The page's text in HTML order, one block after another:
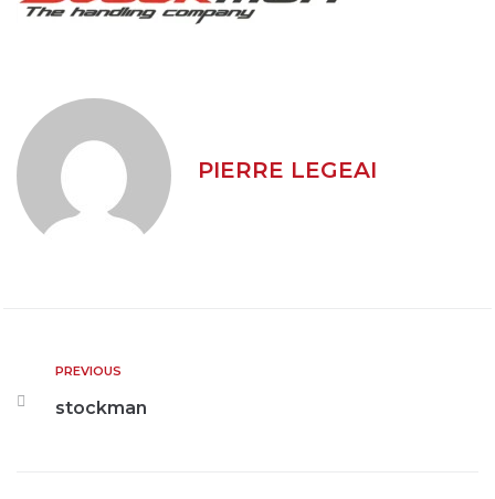
PIERRE LEGEAI
PREVIOUS
stockman